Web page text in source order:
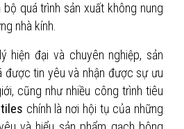
quá trình sản xuất không nung
nhà kính.
hiện đại và chuyên nghiệp, sản
được tin yêu và nhận được sự ưu
cũng như nhiều công trình tiêu
chính là nơi hội tụ của những